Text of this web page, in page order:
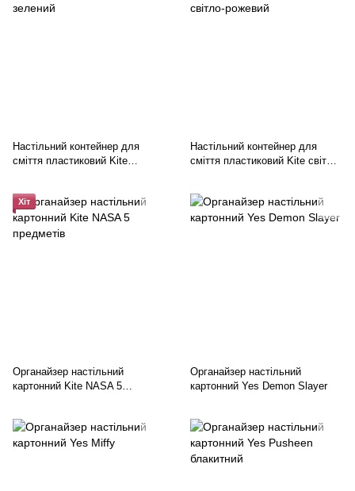
Настільний контейнер для
сміття пластиковий Kite
Настільний контейнер для
сміття пластиковий Kite світло-
Хіт
Органайзер настільний
картонний Kite NASA 5
Органайзер настільний
картонний Yes Demon Slayer